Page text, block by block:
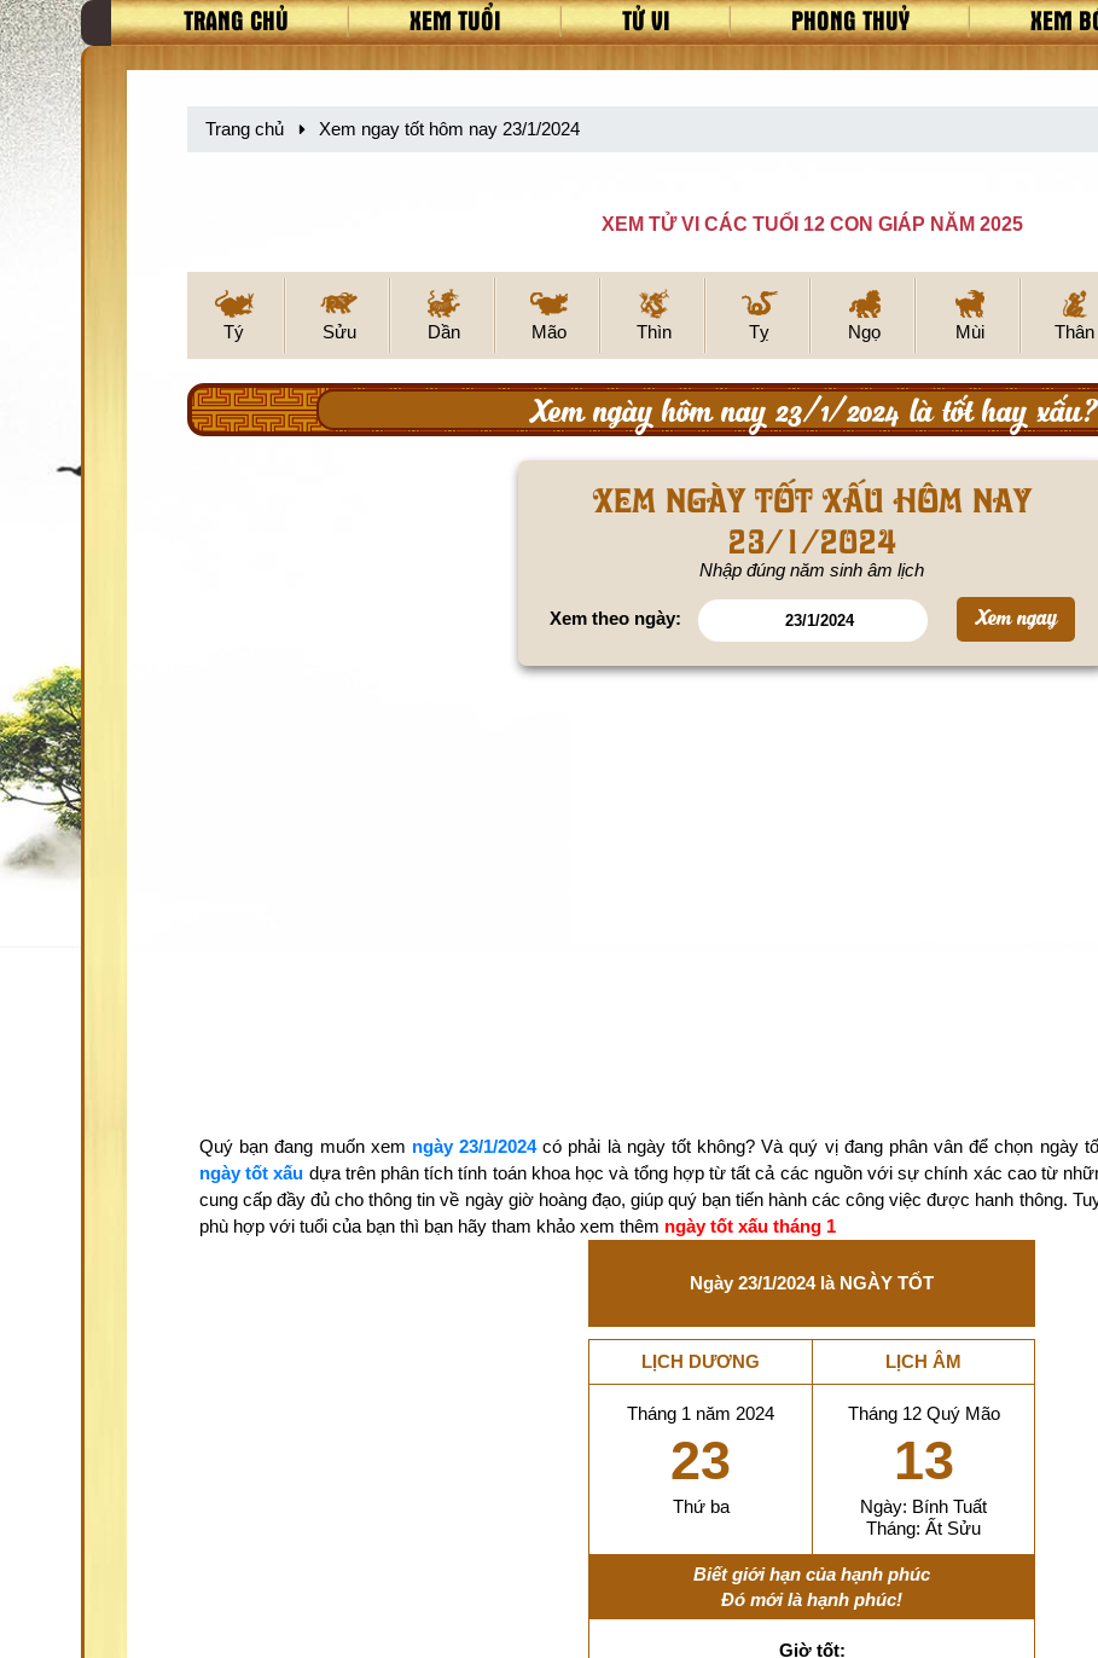
TRANG CHỦ XEM TUỔI TỬ VI PHONG THUỶ XEM
Trang chủ Xem ngay tốt hôm nay 23/1/2024
XEM TỬ VI CÁC TUỔI 12 CON GIÁP NĂM 2025
Tý Sửu Dần Mão Thìn Tỵ Ngọ Mùi Thân
Xem ngày hôm nay 23/1/2024 là tốt hay xấu?
Xem ngày tốt xấu hôm nay
23/1/2024
Nhập đúng năm sinh âm lịch
Xem theo ngày:
Quý bạn đang muốn xem ngày 23/1/2024có phải là ngày tốt không? Và quý vị đang phân vân để chọn ngày
ngày tốt xấu dựa trên phân tích tính toán khoa học và tổng hợp từ tất cả các nguồn với sự chính xác cao từ
cung cấp đầy đủ cho thông tin về ngày giờ hoàng đạo, giúp quý bạn tiến hành các công việc được hanh thông.
phù hợp với tuổi của bạn thì bạn hãy tham khảo xem thêm ngày tốt xấu tháng 1
Ngày 23/1/2024 là NGÀY TỐT
LỊCH DƯƠNG LỊCH ÂM
Tháng 1 năm 2024
23
Thứ ba
Tháng 12 Quý Mão
13
Ngày: Bính Tuất
Tháng: Ất Sửu
Biết giới hạn của hạnh phúc
Đó mới là hạnh phúc!
Giờ tốt: